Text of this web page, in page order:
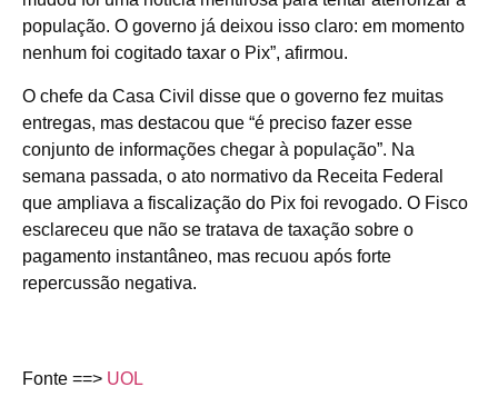
população. O governo já deixou isso claro: em momento
nenhum foi cogitado taxar o Pix”, afirmou.
O chefe da Casa Civil disse que o governo fez muitas
entregas, mas destacou que “é preciso fazer esse
conjunto de informações chegar à população”. Na
semana passada, o ato normativo da Receita Federal
que ampliava a fiscalização do Pix foi revogado. O Fisco
esclareceu que não se tratava de taxação sobre o
pagamento instantâneo, mas recuou após forte
repercussão negativa.
Fonte ==> UOL